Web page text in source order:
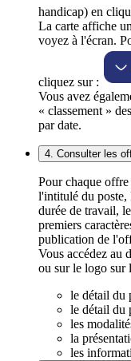
handicap) en
La carte affiche
voyez à l'écran.
cliquez sur :
Vous avez
« classement »
par date.
4. Consulter les
Pour chaque
l'intitulé du poste,
durée de travail,
premiers
publication de
Vous accédez au
ou sur le logo sur
le détail du
le détail du
les
la
les